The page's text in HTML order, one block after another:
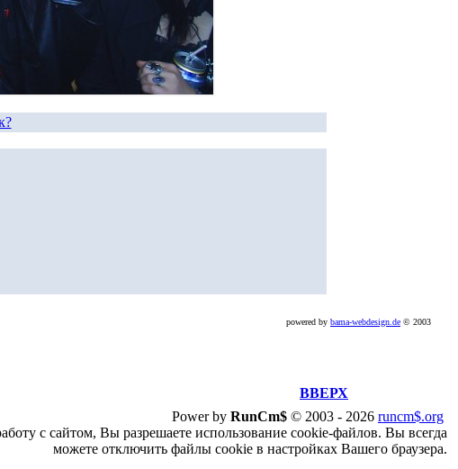
powered by bama-webdesign.de © 2003
ВВЕРХ
Power by RunCm$ © 2003 - 2026 runcm$.org
с сайтом, Вы разрешаете использование cookie-файлов. Вы всегда
можете отключить файлы cookie в настройках Вашего браузера.